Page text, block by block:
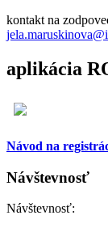
kontakt na
aplikácia
Návod na
Návštevnosť
Návštevnosť: